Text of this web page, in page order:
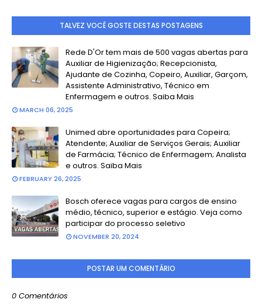
TALVEZ VOCÊ GOSTE DESTAS POSTAGENS
Rede D'Or tem mais de 500 vagas abertas para
Auxiliar de Higienização; Recepcionista,
Ajudante de Cozinha, Copeiro, Auxiliar, Garçom,
Assistente Administrativo, Técnico em
Enfermagem e outros. Saiba Mais
MARCH 06, 2025
Unimed abre oportunidades para Copeira;
Atendente; Auxiliar de Serviços Gerais; Auxiliar
de Farmácia; Técnico de Enfermagem; Analista
e outros. Saiba Mais
FEBRUARY 26, 2025
Bosch oferece vagas para cargos de ensino
médio, técnico, superior e estágio. Veja como
participar do processo seletivo
NOVEMBER 20, 2024
POSTAR UM COMENTÁRIO
0 Comentários